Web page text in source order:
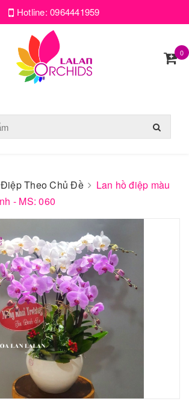
Hotline:0964441959
0
Theo Chủ Đề
Lan hồ điệp màu
- MS: 060